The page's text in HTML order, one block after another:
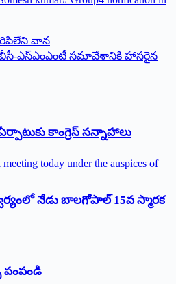
వాన
ఎస్‌ఎంఎం‌టీ సమావేశానికి హాసరైన
కాంగ్రెస్‌ ‌సన్నాహాలు
నేడు బాలగోపాల్‌ 15వ స్మారక
పంపండి